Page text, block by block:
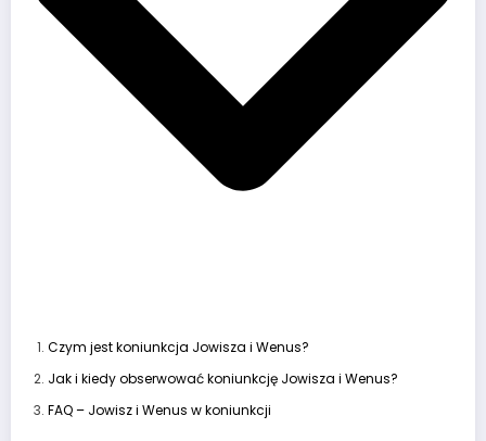
Czym jest koniunkcja Jowisza i Wenus?
Jak i kiedy obserwować koniunkcję Jowisza i Wenus?
FAQ – Jowisz i Wenus w koniunkcji